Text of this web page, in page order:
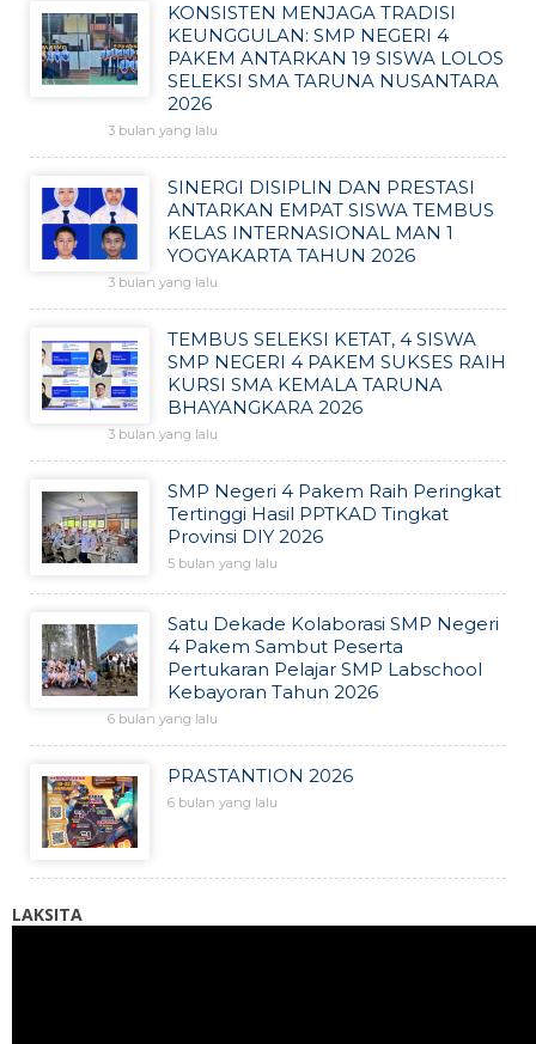
KONSISTEN MENJAGA TRADISI
KEUNGGULAN: SMP NEGERI 4
PAKEM ANTARKAN 19 SISWA LOLOS
SELEKSI SMA TARUNA NUSANTARA
2026
3 bulan yang lalu
SINERGI DISIPLIN DAN PRESTASI
ANTARKAN EMPAT SISWA TEMBUS
KELAS INTERNASIONAL MAN 1
YOGYAKARTA TAHUN 2026
3 bulan yang lalu
TEMBUS SELEKSI KETAT, 4 SISWA
SMP NEGERI 4 PAKEM SUKSES RAIH
KURSI SMA KEMALA TARUNA
BHAYANGKARA 2026
3 bulan yang lalu
SMP Negeri 4 Pakem Raih Peringkat
Tertinggi Hasil PPTKAD Tingkat
Provinsi DIY 2026
5 bulan yang lalu
Satu Dekade Kolaborasi SMP Negeri
4 Pakem Sambut Peserta
Pertukaran Pelajar SMP Labschool
Kebayoran Tahun 2026
6 bulan yang lalu
PRASTANTION 2026
6 bulan yang lalu
LAKSITA